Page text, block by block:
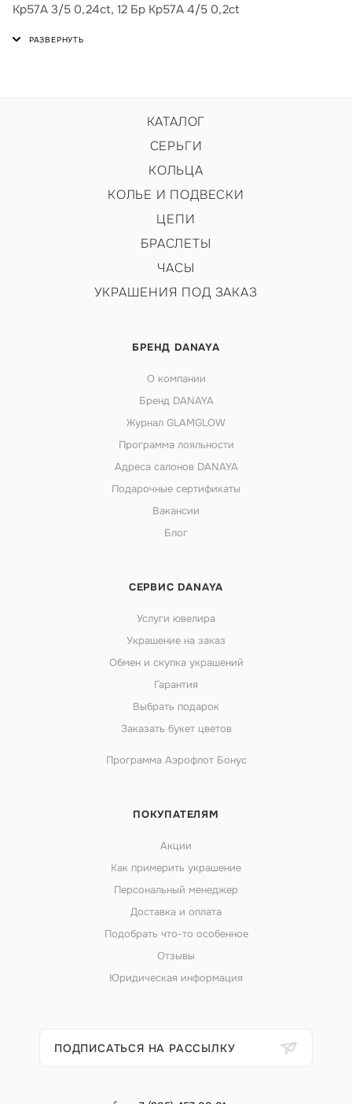
Кр57А 3/5 0,24ct, 12 Бр Кр57А 4/5 0,2ct
КАТАЛОГ
СЕРЬГИ
КОЛЬЦА
КОЛЬЕ И ПОДВЕСКИ
ЦЕПИ
БРАСЛЕТЫ
ЧАСЫ
УКРАШЕНИЯ ПОД ЗАКАЗ
БРЕНД DANAYA
О компании
Бренд DANAYA
Журнал GLAMGLOW
Программа лояльности
Адреса салонов DANAYA
Подарочные сертификаты
Вакансии
Блог
СЕРВИС DANAYA
Услуги ювелира
Украшение на заказ
Обмен и скупка украшений
Гарантия
Выбрать подарок
Заказать букет цветов
Программа Аэрофлот Бонус
ПОКУПАТЕЛЯМ
Акции
Как примерить украшение
Персональный менеджер
Доставка и оплата
Подобрать что-то особенное
Отзывы
Юридическая информация
ПОДПИСАТЬСЯ НА РАССЫЛКУ